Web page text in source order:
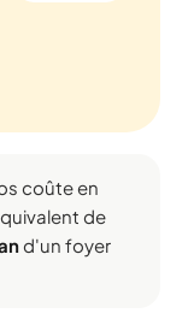
coûte en
de
d'un foyer